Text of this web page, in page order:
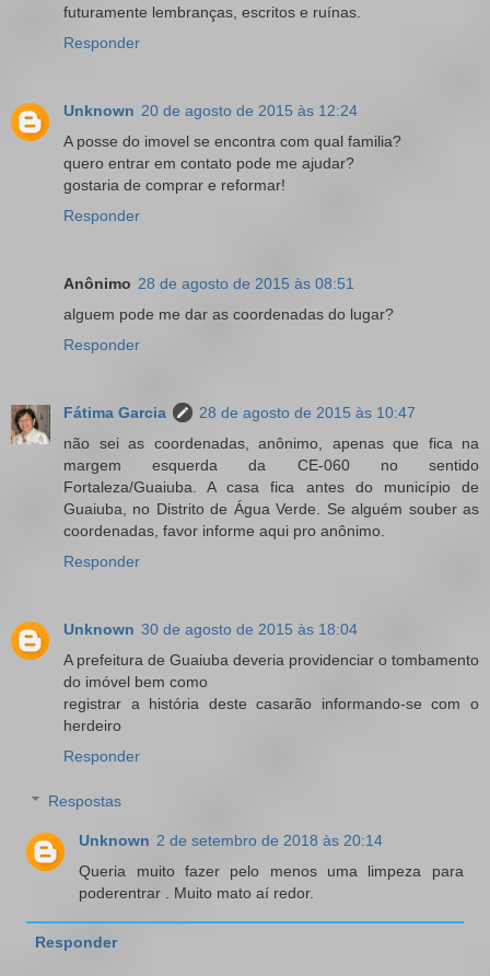
futuramente lembranças, escritos e ruínas.
Responder
Unknown 20 de agosto de 2015 às 12:24
A posse do imovel se encontra com qual familia?
quero entrar em contato pode me ajudar?
gostaria de comprar e reformar!
Responder
Anônimo 28 de agosto de 2015 às 08:51
alguem pode me dar as coordenadas do lugar?
Responder
Fátima Garcia
28 de agosto de 2015 às 10:47
não sei as coordenadas, anônimo, apenas que fica na
margem esquerda da CE-060 no sentido
Fortaleza/Guaiuba. A casa fica antes do município de
Guaiuba, no Distrito de Água Verde. Se alguém souber as
coordenadas, favor informe aqui pro anônimo.
Responder
Unknown 30 de agosto de 2015 às 18:04
A prefeitura de Guaiuba deveria providenciar o tombamento
do imóvel bem como
registrar a história deste casarão informando-se com o
herdeiro
Responder
Respostas
Unknown 2 de setembro de 2018 às 20:14
Queria muito fazer pelo menos uma limpeza para
poderentrar . Muito mato aí redor.
Responder